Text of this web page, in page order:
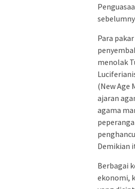
Para
menolak
(New Age
ajaran
agama
Demikian
Berbagai
ekonomi,